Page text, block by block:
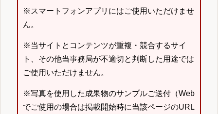
※スマートフォンアプリにはご使用いただけませ
ん。
※当サイトとコンテンツが重複・競合するサイ
ト、その他当事務局が不適切と判断した用途では
ご使用いただけません。
※写真を使用した成果物のサンプルご送付（Web
でご使用の場合は掲載開始時に当該ページのURL